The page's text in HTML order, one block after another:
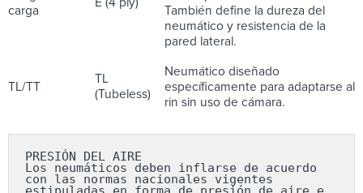
carga
También define la dureza del
neumático y resistencia de la
pared lateral.
TL/TT
TL
(Tubeless)
Neumático diseñado
específicamente para adaptarse al
rin sin uso de cámara.
PRESIÓN DEL AIRE
Los neumáticos deben inflarse de acuerdo
con las normas nacionales vigentes
estipuladas en forma de presión de aire e